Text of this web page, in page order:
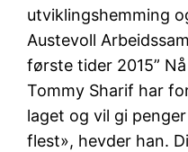
utviklingshemming
Austevoll
første tider 2015”
Tommy Sharif har
laget og vil gi
flest», hevder han.